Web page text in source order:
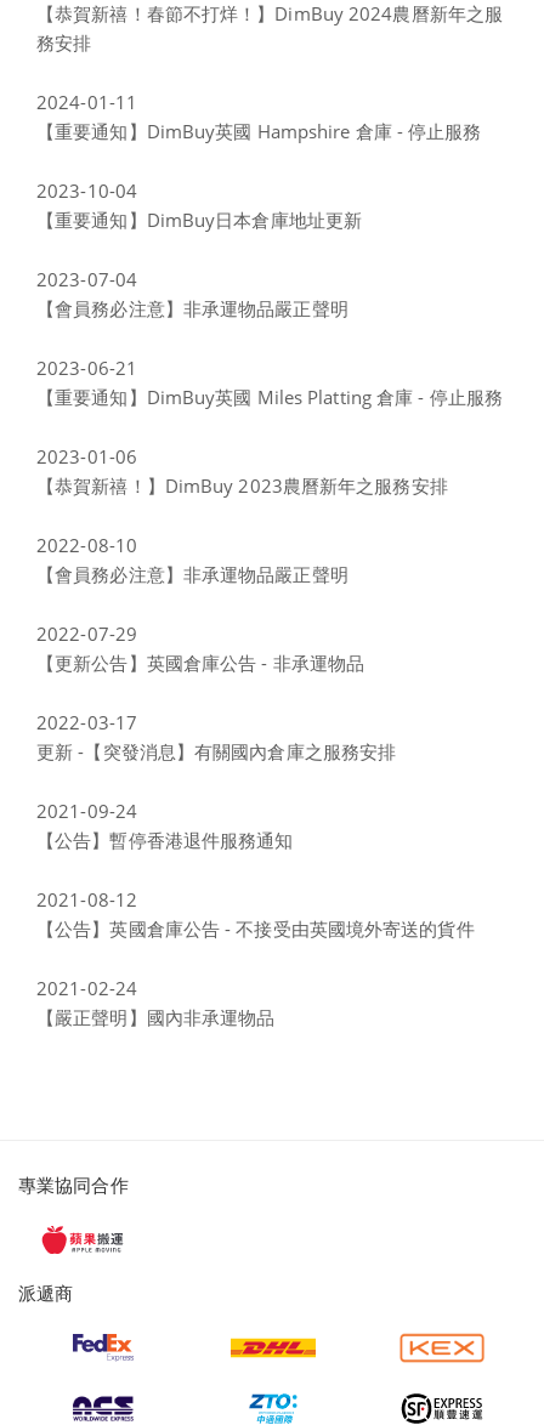
【恭賀新禧！春節不打烊！】DimBuy 2024農曆新年之服
務安排
2024-01-11
【重要通知】DimBuy英國 Hampshire 倉庫 - 停止服務
2023-10-04
【重要通知】DimBuy日本倉庫地址更新
2023-07-04
【會員務必注意】非承運物品嚴正聲明
2023-06-21
【重要通知】DimBuy英國 Miles Platting 倉庫 - 停止服務
2023-01-06
【恭賀新禧！】DimBuy 2023農曆新年之服務安排
2022-08-10
【會員務必注意】非承運物品嚴正聲明
2022-07-29
【更新公告】英國倉庫公告 - 非承運物品
2022-03-17
更新 -【突發消息】有關國內倉庫之服務安排
2021-09-24
【公告】暫停香港退件服務通知
2021-08-12
【公告】英國倉庫公告 - 不接受由英國境外寄送的貨件
2021-02-24
【嚴正聲明】國內非承運物品
派
服
及
專業協同合作
派遞商